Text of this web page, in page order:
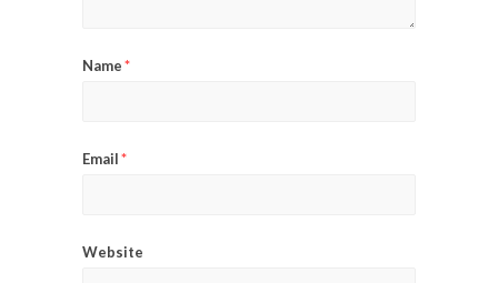
Name*
Email*
Website